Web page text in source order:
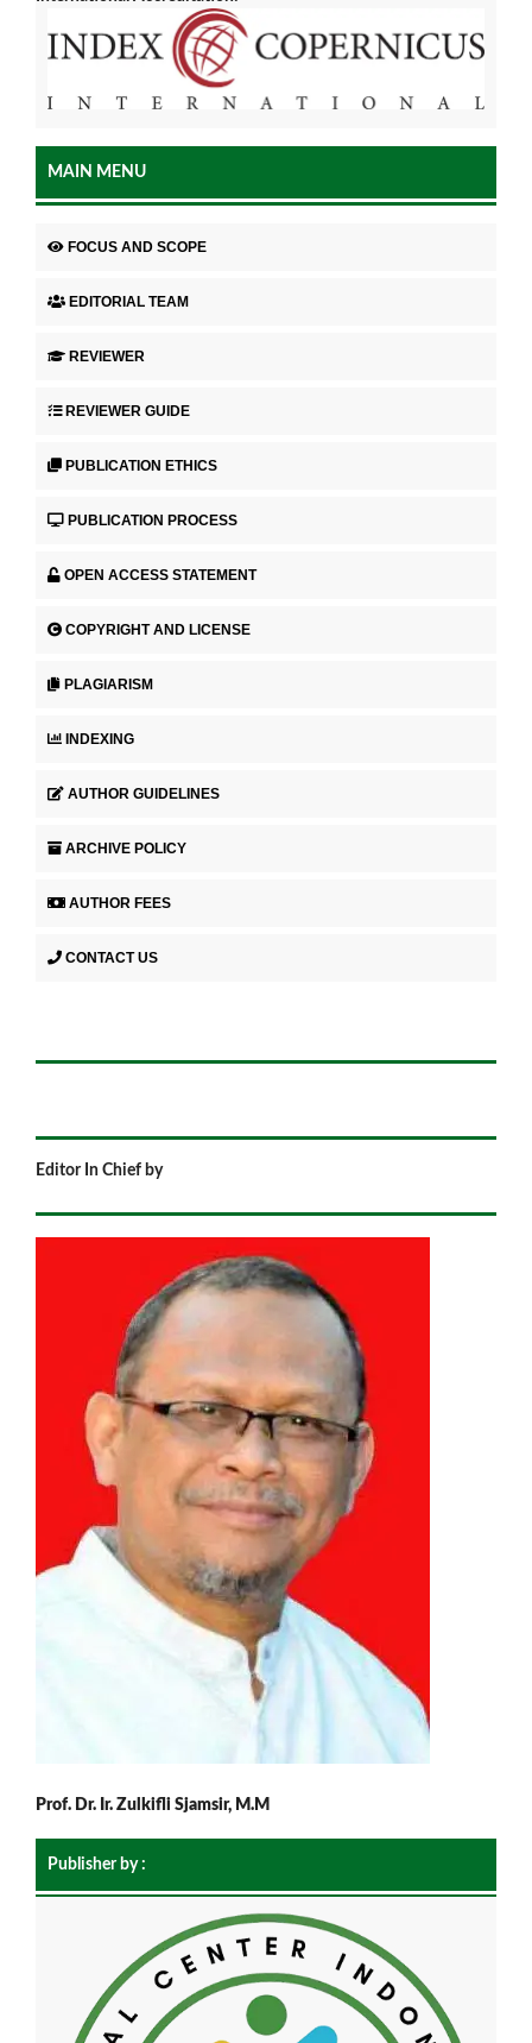
MAIN MENU
FOCUS AND SCOPE
EDITORIAL TEAM
REVIEWER
REVIEWER GUIDE
PUBLICATION ETHICS
PUBLICATION PROCESS
OPEN ACCESS STATEMENT
COPYRIGHT AND LICENSE
PLAGIARISM
INDEXING
AUTHOR GUIDELINES
ARCHIVE POLICY
AUTHOR FEES
CONTACT US
Editor In Chief by
Prof. Dr. Ir. Zulkifli Sjamsir, M.M
Publisher by :